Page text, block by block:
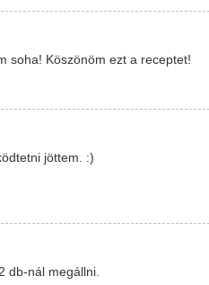
soha! Köszönöm ezt a receptet!
jöttem. :)
db-nál megállni.